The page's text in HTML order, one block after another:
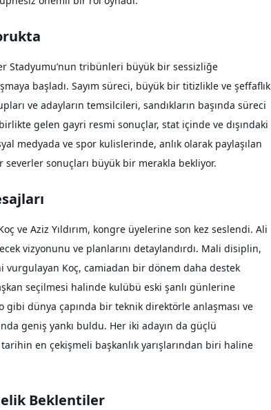
Stadyumu’nun tribünleri büyük bir sessizliğe
başladı. Sayım süreci, büyük bir titizlikle ve şeffaflık
ve adayların temsilcileri, sandıkların başında süreci
gelen gayri resmi sonuçlar, stat içinde ve dışındaki
medyada ve spor kulislerinde, anlık olarak paylaşılan
sonuçları büyük bir merakla bekliyor.
ve Aziz Yıldırım, kongre üyelerine son kez seslendi. Ali
vizyonunu ve planlarını detaylandırdı. Mali disiplin,
Koç, camiadan bir dönem daha destek
seçilmesi halinde kulübü eski şanlı günlerine
gibi dünya çapında bir teknik direktörle anlaşması ve
geniş yankı buldu. Her iki adayın da güçlü
en çekişmeli başkanlık yarışlarından biri haline
Beklentiler